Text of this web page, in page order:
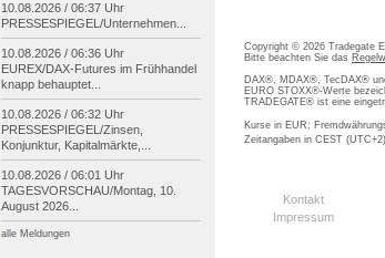
Copyright © 2026 Tradegate
Bitte beachten Sie das
DAX®, MDAX®, TecDAX®
EURO STOXX®-Werte
TRADEGATE® ist eine
Kurse in EUR;
Zeitangaben in CEST (UTC+2)
Kontakt
Impressum
10.08.2026 / 06:37 Uhr
PRESSESPIEGEL/Unternehmen...
10.08.2026 / 06:36 Uhr
EUREX/DAX-Futures im Frühhandel
knapp behauptet...
10.08.2026 / 06:32 Uhr
PRESSESPIEGEL/Zinsen,
Konjunktur, Kapitalmärkte,...
10.08.2026 / 06:01 Uhr
TAGESVORSCHAU/Montag, 10.
August 2026...
alle Meldungen